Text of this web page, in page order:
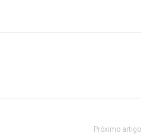
Próximo artigo